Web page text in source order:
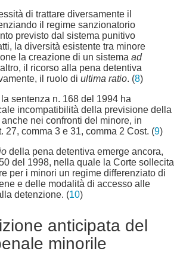
di trattare diversamente il
il regime sanzionatorio
previsto dal sistema punitivo
la diversità esistente tra minore
la creazione di un sistema ad
il ricorso alla pena detentiva
il ruolo di ultima ratio. (8)
sentenza n. 168 del 1994 ha
incompatibilità della previsione della
nei confronti del minore, in
27, comma 3 e 31, comma 2 Cost. (9)
della pena detentiva emerge ancora,
del 1998, nella quale la Corte sollecita
per i minori un regime differenziato di
e delle modalità di accesso alle
detenzione. (10)
anticipata del
minorile